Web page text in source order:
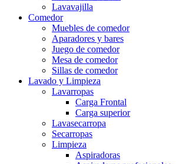
Lavavajilla
Comedor
Muebles de comedor
Aparadores y bares
Juego de comedor
Mesa de comedor
Sillas de comedor
Lavado y Limpieza
Lavarropas
Carga Frontal
Carga superior
Lavasecarropa
Secarropas
Limpieza
Aspiradoras